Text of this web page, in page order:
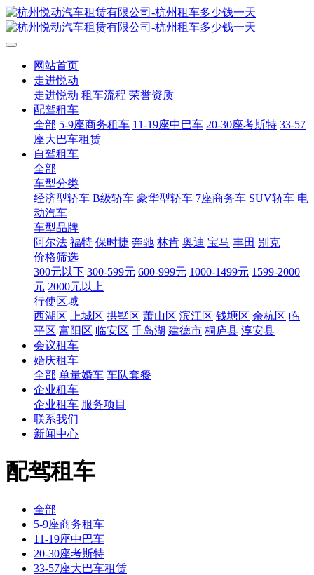
网站首页
走进悦动
走进悦动 租车流程 荣誉资质
配驾租车
全部 5-9座商务租车 11-19座中巴车 20-30座考斯特 33-57
座大巴车租赁
自驾租车
全部
车型分类
经济型轿车 B级轿车 豪华型轿车 7座商务车 SUV轿车 电
动汽车
车型品牌
阿尔法 福特 保时捷 奔驰 林肯 奥迪 宝马 丰田 别克
价格筛选
300元以下 300-599元 600-999元 1000-1499元 1599-2000
元 2000元以上
行使区域
西湖区
上城区 拱墅区 萧山区 滨江区 钱塘区 余杭区 临
平区 富阳区 临安区 千岛湖 建德市 桐庐县 淳安县
会议租车
婚庆租车
全部 单量婚车 车队套餐
企业租车
企业租车 服务项目
联系我们
新闻中心
配驾租车
全部
5-9座商务租车
11-19座中巴车
20-30座考斯特
33-57座大巴车租赁